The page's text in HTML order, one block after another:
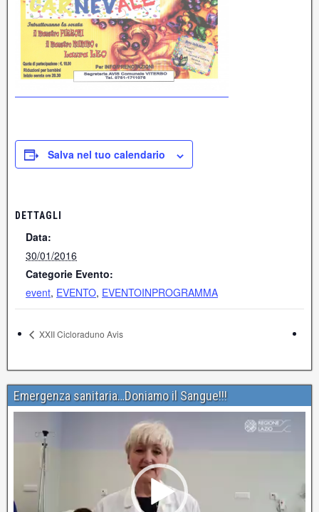
Salva nel tuo calendario
DETTAGLI
Data:
30/01/2016
Categorie Evento:
event, EVENTO, EVENTOINPROGRAMMA
XXII Cicloraduno Avis
Emergenza sanitaria…Doniamo il Sangue!!!
Player